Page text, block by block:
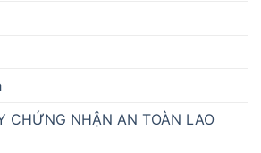
CHỨNG NHẬN AN TOÀN LAO